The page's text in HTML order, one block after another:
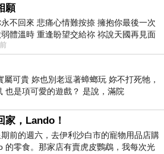
願
不回來 悲痛心情難按捺 擁抱你最後一次
體溫時 重逢盼望交給祢 祢說天國再見面
說別離 他日靈魂再
可貴 妳也別老逗著蟑螂玩 妳不打死牠，
也是項可愛的遊戲？ 是說，滿院
家，Lando！
前的週六，去伊利沙白市的寵物用品店購
的零食。那家店有賣虎皮鸚鵡，我每次光